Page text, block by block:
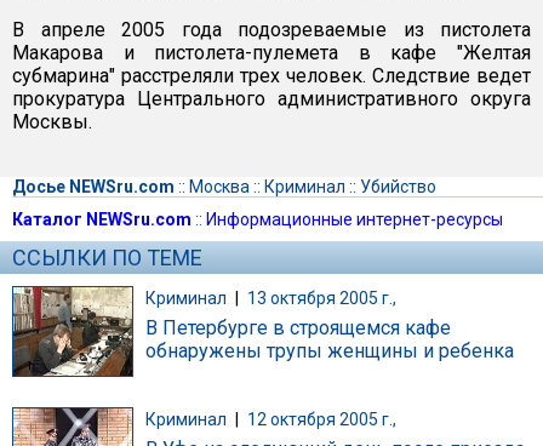
В апреле 2005 года подозреваемые из пистолета
Макарова и пистолета-пулемета в кафе "Желтая
субмарина" расстреляли трех человек. Следствие ведет
прокуратура Центрального административного округа
Москвы.
Досье NEWSru.com :: Москва :: Криминал :: Убийство
Каталог NEWSru.com :: Информационные интернет-ресурсы
ССЫЛКИ ПО ТЕМЕ
Криминал | 13 октября 2005 г.,
В Петербурге в строящемся кафе
обнаружены трупы женщины и ребенка
Криминал 12 октября 2005 г.,